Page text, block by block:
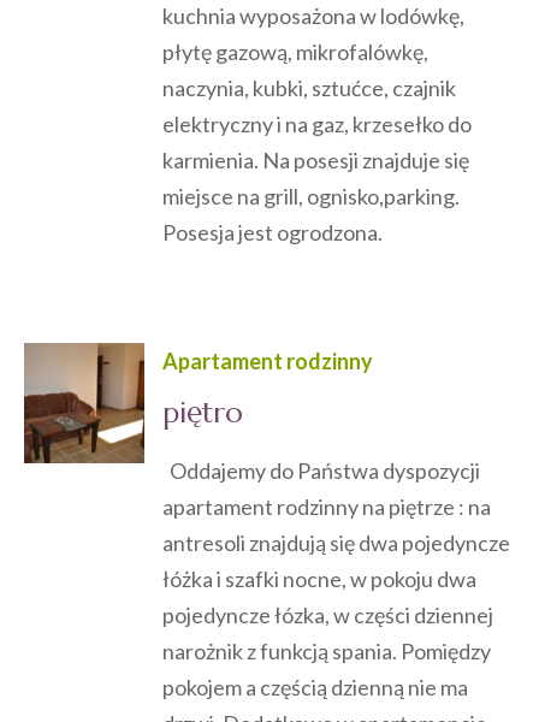
kuchnia wyposażona w lodówkę,
płytę gazową, mikrofalówkę,
naczynia, kubki, sztućce, czajnik
elektryczny i na gaz, krzesełko do
karmienia. Na posesji znajduje się
miejsce na grill, ognisko,parking.
Posesja jest ogrodzona.
Apartament rodzinny
piętro
Oddajemy do Państwa dyspozycji
apartament rodzinny na piętrze : na
antresoli znajdują się dwa pojedyncze
łóżka i szafki nocne, w pokoju dwa
pojedyncze łózka, w części dziennej
narożnik z funkcją spania. Pomiędzy
pokojem a częścią dzienną nie ma